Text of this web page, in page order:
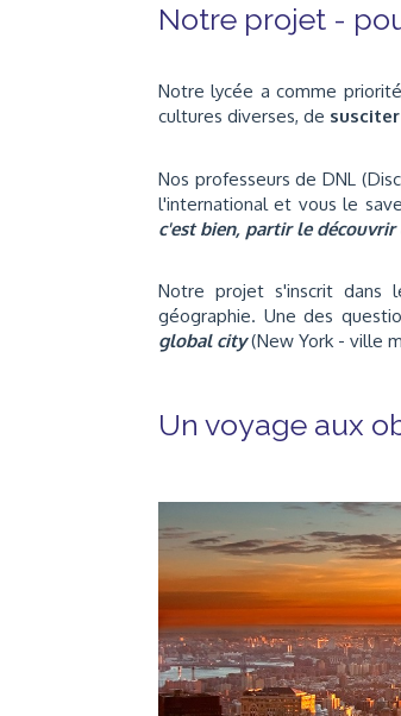
Notre projet -
Notre lycée a comme
cultures diverses, de susciter
Nos professeurs de DNL
l'international et vous le
c'est bien, partir le
Notre projet s'inscrit dans
géographie. Une des
global city(New York - ville
Un voyage aux